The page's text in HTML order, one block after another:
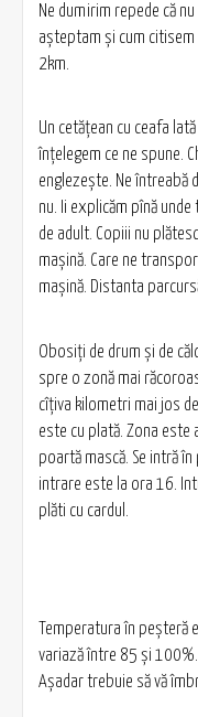
Ne dumirim repede că
așteptam și cum citisem
2km.
Un cetățean cu ceafa
înțelegem ce ne spune.
englezește. Ne întreabă
nu. Ii explicăm pînă
de adult. Copiii nu
mașină. Care ne
mașină. Distanta
Obosiți de drum și de
spre o zonă mai
cîțiva kilometri mai jos
este cu plată. Zona este
poartă mască. Se intră
intrare este la ora 16.
plăti cu cardul.
Temperatura în peșteră
variază între 85 și
Așadar trebuie să vă